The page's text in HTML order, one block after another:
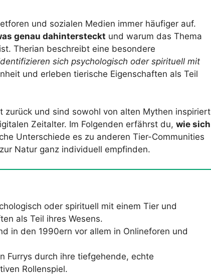
und sozialen Medien immer häufiger auf.
genau dahintersteckt und warum das Thema
Therian beschreibt eine besondere
sich psychologisch oder spirituell mit
und erleben tierische Eigenschaften als Teil
zurück und sind sowohl von alten Mythen inspiriert
Zeitalter. Im Folgenden erfährst du, wie sich
Unterschiede es zu anderen Tier-Communities
Natur ganz individuell empfinden.
oder spirituell mit einem Tier und
als Teil ihres Wesens.
in den 1990ern vor allem in Onlineforen und
Furrys durch ihre tiefgehende, echte
Rollenspiel.